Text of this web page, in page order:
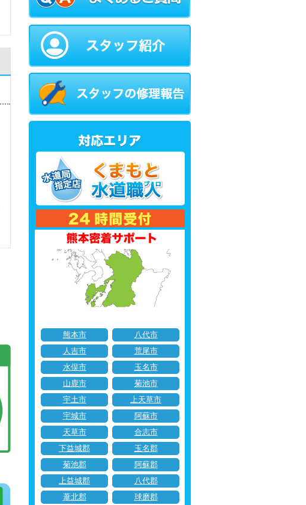
熊本市
八代市
人吉市
荒尾市
水俣市
玉名市
山鹿市
菊池市
宇土市
上天草市
宇城市
阿蘇市
天草市
合志市
下益城郡
玉名郡
菊池郡
阿蘇郡
上益城郡
八代郡
葦北郡
球磨郡